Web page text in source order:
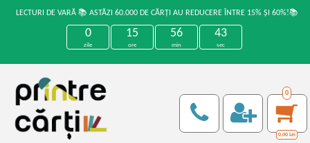
LECTURI DE VARĂ 📚 ASTĂZI 60.000 DE CĂRȚI AU REDUCERE ÎNTRE 15% ȘI 60%!📚
0
zile
15
ore
56
min
42
sec
0
0,00 Lei